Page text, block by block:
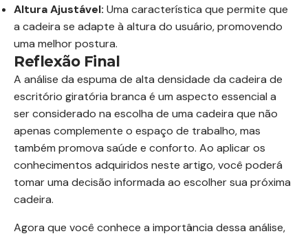
Altura Ajustável: Uma característica que permite que
a cadeira se adapte à altura do usuário, promovendo
uma melhor postura.
Reflexão Final
A análise da espuma de alta densidade da cadeira de
escritório giratória branca é um aspecto essencial a
ser considerado na escolha de uma cadeira que não
apenas complemente o espaço de trabalho, mas
também promova saúde e conforto. Ao aplicar os
conhecimentos adquiridos neste artigo, você poderá
tomar uma decisão informada ao escolher sua próxima
cadeira.
Agora que você conhece a importância dessa análise,